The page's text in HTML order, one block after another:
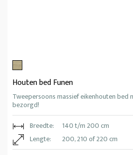
Houten bed Funen
Tweepersoons massief eikenhouten
bezorgd!
Breedte:
140 t/m 200 cm
Lengte:
200, 210 of 220 cm